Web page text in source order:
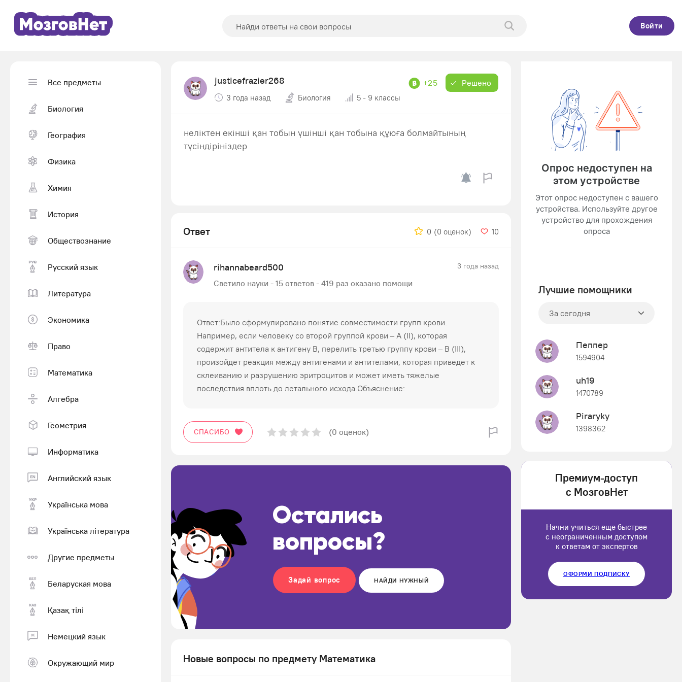
Войти
Все предметы
Биология
География
Физика
Химия
История
Обществознание
Русский язык
Литература
Экономика
Право
Математика
Алгебра
Геометрия
Информатика
Английский язык
Українська мова
Українська література
Другие предметы
Беларуская мова
Қазақ тiлi
Немецкий язык
Окружающий мир
justicefrazier268 +25 Решено
3 года назад Биология 5 - 9 классы
неліктен екінші қан тобын үшінші қан тобына құюға болмайтының
түсіндірініздер
Ответ 0 (0 оценок) 10
rihannabeard500 3 года назад
Светило науки - 15 ответов - 419 раз оказано помощи
Ответ:Было сформулировано понятие совместимости групп крови.
Например, если человеку со второй группой крови – А (II), которая
содержит антитела к антигену В, перелить третью группу крови – B (III),
произойдет реакция между антигенами и антителами, которая приведет к
склеиванию и разрушению эритроцитов и может иметь тяжелые
последствия вплоть до летального исхода.Объяснение:
СПАСИБО (0 оценок)
Остались
вопросы?
Задай вопрос НАЙДИ НУЖНЫЙ
Новые вопросы по предмету Математика
Лучшие помощники
За сегодня
Пеппер
1594904
uh19
1470789
Piraryky
1398362
Luluput
Премиум-доступ
с МозговНет
Начни учиться еще быстрее
с неограниченным доступом
к ответам от экспертов
ОФОРМИ ПОДПИСКУ